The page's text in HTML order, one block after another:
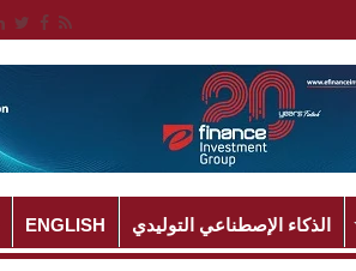
الذكاء الإصطناعي التوليدي ENGLISH